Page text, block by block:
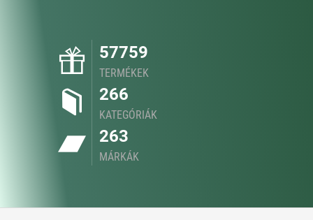
57759
TERMÉKEK
266
KATEGÓRIÁK
263
MÁRKÁK